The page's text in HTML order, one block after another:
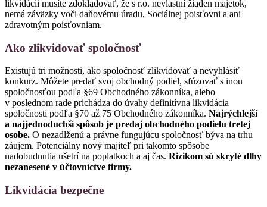
likvidácii musíte zdokladovať, že s r.o. nevlastní žiaden majetok,
nemá záväzky voči daňovému úradu, Sociálnej poisťovni a ani
zdravotným poisťovniam.
Ako zlikvidovať spoločnosť
Existujú tri možnosti, ako spoločnosť zlikvidovať a nevyhlásiť
konkurz. Môžete predať svoj obchodný podiel, sfúzovať s inou
spoločnosťou podľa §69 Obchodného zákonníka, alebo
v poslednom rade prichádza do úvahy definitívna likvidácia
spoločnosti podľa §70 až 75 Obchodného zákonníka. Najrýchlejší
a najjednoduchší spôsob je predaj obchodného podielu tretej
osobe. O nezadlženú a právne fungujúcu spoločnosť býva na trhu
záujem. Potenciálny nový majiteľ pri takomto spôsobe
nadobudnutia ušetrí na poplatkoch a aj čas. Rizikom sú skryté dlhy
nezanesené v účtovníctve firmy.
Likvidácia bezpečne